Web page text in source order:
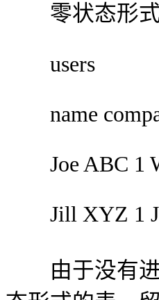
零状态形
users
name
Joe ABC 1
Jill XYZ 1
由于没有进